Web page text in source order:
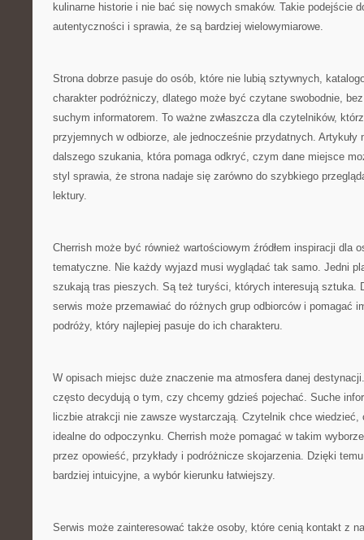
kulinarne historie i nie bać się nowych smaków. Takie podejście
autentyczności i sprawia, że są bardziej wielowymiarowe.
Strona dobrze pasuje do osób, które nie lubią sztywnych,
charakter podróżniczy, dlatego może być czytane swobodnie,
suchym informatorem. To ważne zwłaszcza dla czytelników,
przyjemnych w odbiorze, ale jednocześnie przydatnych. Artykuły
dalszego szukania, która pomaga odkryć, czym dane miejsce
styl sprawia, że strona nadaje się zarówno do szybkiego
lektury.
Cherrish może być również wartościowym źródłem inspiracji dla
tematyczne. Nie każdy wyjazd musi wyglądać tak samo. Jedni
szukają tras pieszych. Są też turyści, których interesują sztuka.
serwis może przemawiać do różnych grup odbiorców i pomagać
podróży, który najlepiej pasuje do ich charakteru.
W opisach miejsc duże znaczenie ma atmosfera danej
często decydują o tym, czy chcemy gdzieś pojechać. Suche
liczbie atrakcji nie zawsze wystarczają. Czytelnik chce
idealne do odpoczynku. Cherrish może pomagać w takim
przez opowieść, przykłady i podróżnicze skojarzenia. Dzięki
bardziej intuicyjne, a wybór kierunku łatwiejszy.
Serwis może zainteresować także osoby, które cenią kontakt z